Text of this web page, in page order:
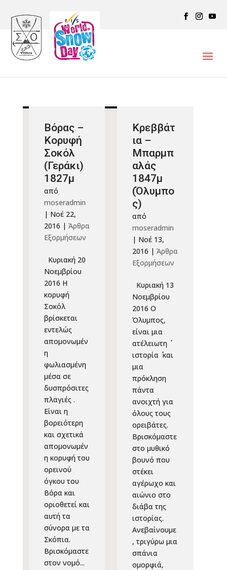
Βόρας –
Κορυφή
Σοκόλ
(Γεράκι)
1827μ
από
moseradmin
| Νοέ 22,
2016 | Άρθρα
Εξορμήσεων
Κυριακή 20
Νοεμβρίου
2016 Η
κορυφή
Σοκόλ
βρίσκεται
εντελώς
απομονωμέν
η
φωλιασμένη
μέσα σε
δυσπρόσιτες
πλαγιές .
Είναι η
βορειότερη
και σχετικά
απομονωμέν
η κορυφή του
ορεινού
όγκου του
Βόρα και
οριοθετεί και
αυτή τα
σύνορα με τα
Σκόπια.
Βρισκόμαστε
στον νομό...
Κρεββάτ
ια –
Μπαρμπ
αλάς
1847μ
(Όλυμπο
ς)
από
moseradmin
| Νοέ 13,
2016 |Άρθρα
Εξορμήσεων
Κυριακή 13
Νοεμβρίου
2016 Ο
Όλυμπος,
είναι μια
ατέλειωτη ΄΄
ιστορία ΄΄ και
μια
πρόκληση
πάντα
ανοιχτή για
όλους τους
ορειβάτες.
Βρισκόμαστε
στο μυθικό
βουνό που
στέκει
αγέρωχο και
αιώνιο στο
διάβα της
ιστορίας.
Ανεβαίνουμε
, τριγύρω μια
σπάνια
ομορφιά,